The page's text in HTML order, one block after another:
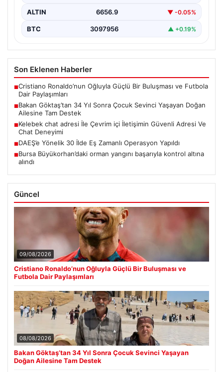
ALTIN 6656.9 ▼ -0.05%
BTC 3097956 ▲ +0.19%
Son Eklenen Haberler
■Cristiano Ronaldo’nun Oğluyla Güçlü Bir Buluşması ve Futbola
Dair Paylaşımları
■Bakan Göktaş’tan 34 Yıl Sonra Çocuk Sevinci Yaşayan Doğan
Ailesine Tam Destek
■Kelebek chat adresi İle Çevrim içi İletişimin Güvenli Adresi Ve
Chat Deneyimi
■DAEŞ’e Yönelik 30 İlde Eş Zamanlı Operasyon Yapıldı
■Bursa Büyükorhan’daki orman yangını başarıyla kontrol altına
alındı
Güncel
09/08/2026
Cristiano Ronaldo’nun Oğluyla Güçlü Bir Buluşması ve
Futbola Dair Paylaşımları
08/08/2026
Bakan Göktaş’tan 34 Yıl Sonra Çocuk Sevinci Yaşayan
Doğan Ailesine Tam Destek